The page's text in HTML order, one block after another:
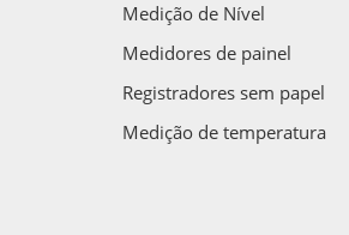
Medição de Nível
Medidores de painel
Registradores sem papel
Medição de temperatura